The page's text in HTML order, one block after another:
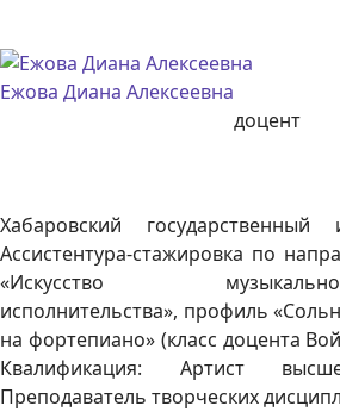
Ежова Диана Алексеевна
доцент
Хабаровский государственный
Ассистентура-стажировка по
«Искусство музыкально-
исполнительства», профиль
на фортепиано» (класс доцента
Квалификация: Артист
Преподаватель творческих